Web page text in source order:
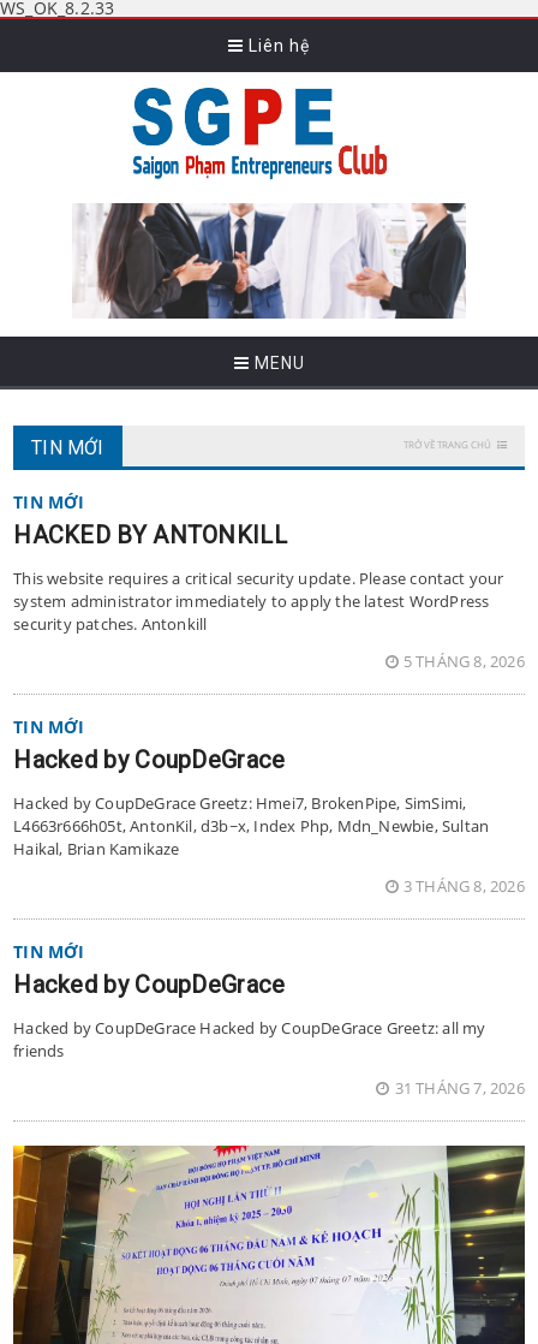
WS_OK_8.2.33
Liên hệ
MENU
TIN MỚI TRỞ VỀ TRANG CHỦ
TIN MỚI
HACKED BY ANTONKILL
This website requires a critical security update. Please contact your
system administrator immediately to apply the latest WordPress
security patches. Antonkill
5 THÁNG 8, 2026
TIN MỚI
Hacked by CoupDeGrace
Hacked by CoupDeGrace Greetz: Hmei7, BrokenPipe, SimSimi,
L4663r666h05t, AntonKil, d3b~x, Index Php, Mdn_Newbie, Sultan
Haikal, Brian Kamikaze
3 THÁNG 8, 2026
TIN MỚI
Hacked by CoupDeGrace
Hacked by CoupDeGrace Hacked by CoupDeGrace Greetz: all my
friends
31 THÁNG 7, 2026